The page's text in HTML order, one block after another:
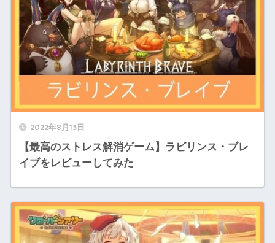
2022年8月13日
【最高のストレス解消ゲーム】ラビリンス・ブレ
イブをレビューしてみた